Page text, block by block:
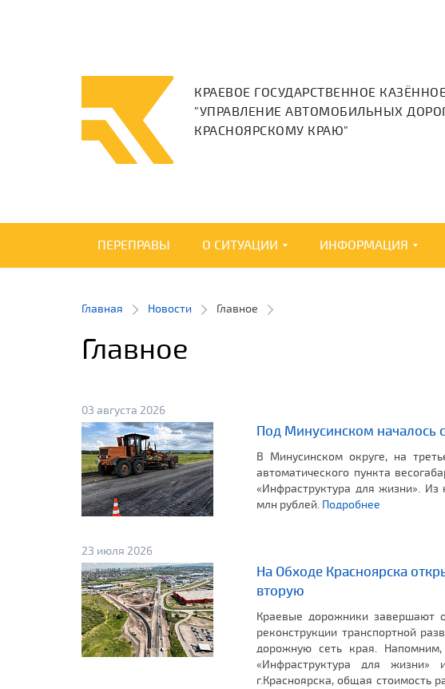
КРАЕВОЕ ГОСУДАРСТВЕННОЕ
"УПРАВЛЕНИЕ АВТОМОБИЛЬНЫХ
КРАСНОЯРСКОМУ КРАЮ"
ПЕРЕПРАВЫ О СИТУАЦИИ ИНФОРМАЦИЯ
Главная Новости Главное
Главное
03 августа 2026
Под Минусинском началось
В Минусинском округе, на
автоматического пункта
«Инфраструктура для жизни».
млн рублей. Подробнее
23 июля 2026
На Обходе Красноярска
вторую
Краевые дорожники завершают
реконструкции транспортной
дорожную сеть края. Напомним,
«Инфраструктура для жизни»
г.Красноярска, общая стоимость